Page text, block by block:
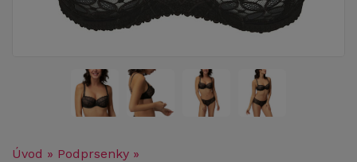
Úvod » Podprsenky »